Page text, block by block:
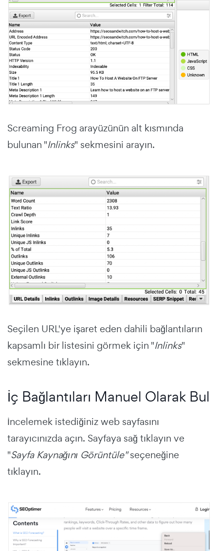
Screaming Frog arayüzünün alt kısmında
bulunan "Inlinks" sekmesini arayın.
Seçilen URL'ye işaret eden dahili bağlantıların
kapsamlı bir listesini görmek için "Inlinks"
sekmesine tıklayın.
İç Bağlantıları Manuel Olarak Bul
İncelemek istediğiniz web sayfasını
tarayıcınızda açın. Sayfaya sağ tıklayın ve
"Sayfa Kaynağını Görüntüle"seçeneğine
tıklayın.